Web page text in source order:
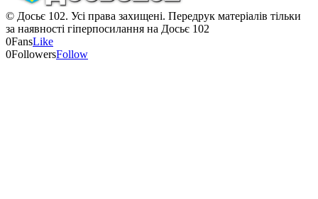
© Досьє 102. Усі права захищені. Передрук матеріалів тільки
за наявності гіперпосилання на Досьє 102
0FansLike
0FollowersFollow